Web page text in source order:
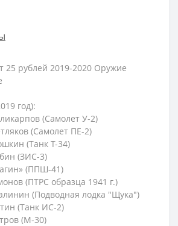
25 рублей 2019-2020 Оружие
год):
(Самолет У-2)
(Самолет ПЕ-2)
(Танк Т-34)
(ЗИС-3)
(ППШ-41)
(ПТРС образца 1941 г.)
(Подводная лодка "Щука")
(Танк ИС-2)
(М-30)